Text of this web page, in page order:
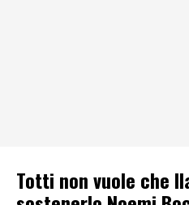
Totti non vuole che